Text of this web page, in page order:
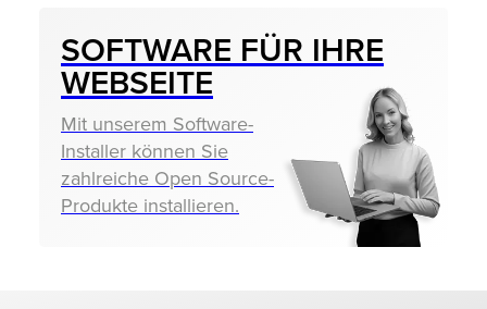
SOFTWARE FÜR IHRE
WEBSEITE
Mit unserem Software-
Installer können Sie
zahlreiche Open Source-
Produkte installieren.